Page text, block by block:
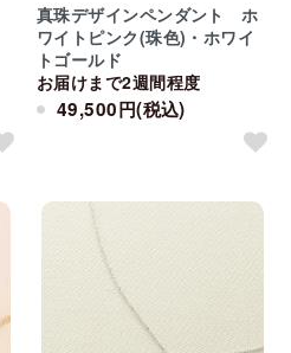
真珠デザインペンダント ホ
ワイトピンク(珠色)・ホワイ
トゴールド
お届けまで2週間程度
49,500円(税込)